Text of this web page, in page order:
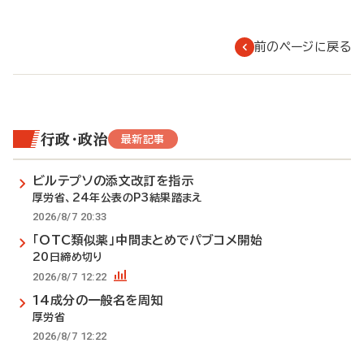
前のページに戻る
行政・政治 最新記事
ビルテプソの添文改訂を指示
厚労省、24年公表のP3結果踏まえ
2026/8/7 20:33
「OTC類似薬」中間まとめでパブコメ開始
20日締め切り
2026/8/7 12:22
14成分の一般名を周知
厚労省
2026/8/7 12:22